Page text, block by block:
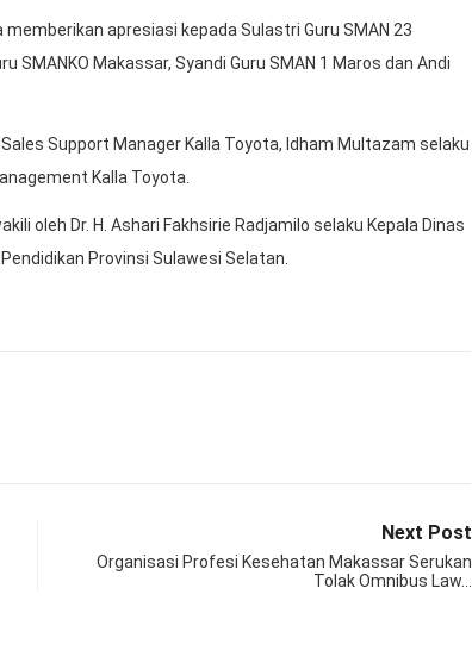
apresiasi kepada Sulastri Guru SMAN 23
SMANKO Makassar, Syandi Guru SMAN 1 Maros dan Andi
Support Manager Kalla Toyota, Idham Multazam selaku
Kalla Toyota.
oleh Dr. H. Ashari Fakhsirie Radjamilo selaku Kepala Dinas
Provinsi Sulawesi Selatan.
Next Post
Organisasi Profesi Kesehatan Makassar Serukan
Tolak Omnibus Law…